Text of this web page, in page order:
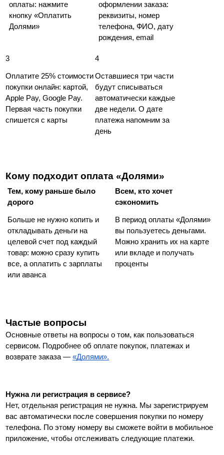
оплаты: нажмите
кнопку «Оплатить
Долями»
оформлении заказа:
реквизиты, номер
телефона, ФИО, дату
рождения, email
3
Оплатите 25% стоимости
покупки онлайн: картой,
Apple Pay, Google Pay.
Первая часть покупки
спишется с карты
4
Оставшиеся три части
будут списываться
автоматически каждые
две недели. О дате
платежа напомним за
день
Кому подходит оплата «Долями»
Тем, кому раньше было
дорого
Больше не нужно копить и
откладывать деньги на
целевой счет под каждый
товар: можно сразу купить
все, а оплатить с зарплаты
или аванса
Всем, кто хочет
сэкономить
В период оплаты «Долями»
вы пользуетесь деньгами.
Можно хранить их на карте
или вкладе и получать
проценты
Частые вопросы
Основные ответы на вопросы о том, как пользоваться
сервисом. Подробнее об оплате покупок, платежах и
возврате заказа — «Долями».
Нужна ли регистрация в сервисе?
Нет, отдельная регистрация не нужна. Мы зарегистрируем
вас автоматически после совершения покупки по номеру
телефона. По этому номеру вы сможете войти в мобильное
приложение, чтобы отслеживать следующие платежи.